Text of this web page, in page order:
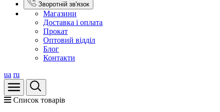
Зворотній зв'язок
Магазини
Доставка і оплата
Прокат
Оптовий відділ
Блог
Контакти
ua ru
Список товарів